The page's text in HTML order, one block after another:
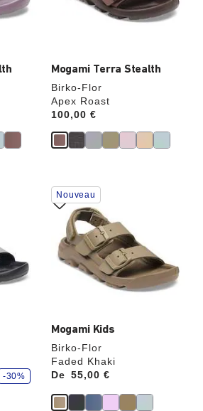
Mogami Terra Stealth
Birko-Flor
Apex Roast
Price:
100,00 €
modifiera
-30%
Mogami Kids
Birko-Flor
Faded Khaki
De
Price:55,00 €
Cliquer
sur
les
échantillons
couleurs
modifiera
l’image
Nouveau